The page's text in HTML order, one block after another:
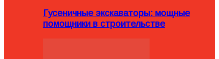
Гусеничные экскаваторы: мощные
помощники в строительстве